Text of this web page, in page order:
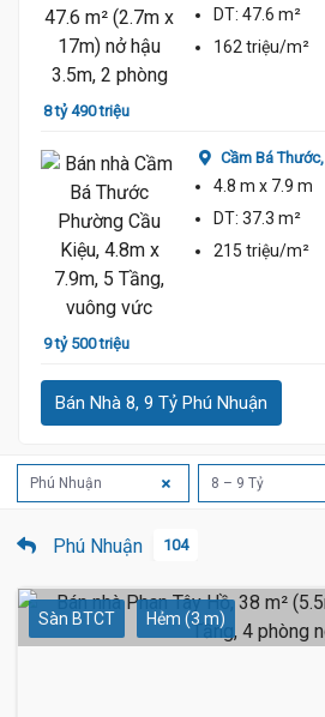
8 tỷ 490 triệu
DT: 47.6 m²
162 triệu/m²
9 tỷ 500 triệu
Cầm Bá Thước,
4.8 m x 7.9 m
DT: 37.3 m²
215 triệu/m²
Bán Nhà 8, 9 Tỷ Phú Nhuận
Phú Nhuận 8 – 9 Tỷ
Phú Nhuận 104
Sàn BTCT Hẻm (3 m)